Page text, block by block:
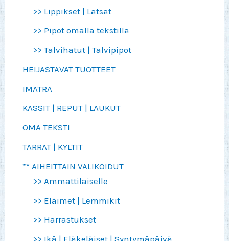
>> Lippikset | Lätsät
>> Pipot omalla tekstillä
>> Talvihatut | Talvipipot
HEIJASTAVAT TUOTTEET
IMATRA
KASSIT | REPUT | LAUKUT
OMA TEKSTI
TARRAT | KYLTIT
** AIHEITTAIN VALIKOIDUT
>> Ammattilaiselle
>> Eläimet | Lemmikit
>> Harrastukset